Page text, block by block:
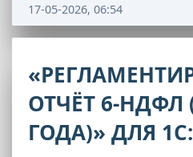
17-05-2026, 06:54
ОТЧЁТ 6-НДФЛ
ГОДА)» ДЛЯ